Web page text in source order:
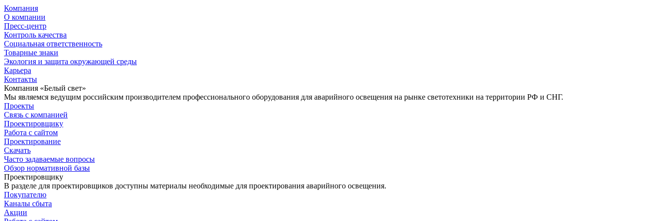
Компания
О компании
Пресс-центр
Контроль качества
Социальная ответственность
Товарные знаки
Экология и защита окружающей среды
Карьера
Контакты
Компания «Белый свет»
Мы являемся ведущим российским производителем профессионального оборудования для аварийного освещения на рынке светотехники на территории РФ и СНГ.
Проекты
Связь с компанией
Проектировщику
Работа с сайтом
Проектирование
Скачать
Часто задаваемые вопросы
Обзор нормативной базы
Проектировщику
В разделе для проектировщиков доступны материалы необходимые для проектирования аварийного освещения.
Покупателю
Каналы сбыта
Акции